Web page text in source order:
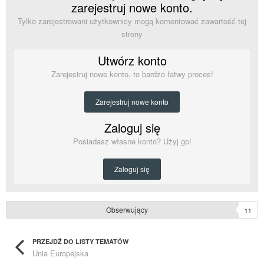
zarejestruj nowe konto.
Tylko zarejestrowani użytkownicy mogą komentować zawartość tej
strony
Utwórz konto
Zarejestruj nowe konto, to bardzo łatwy proces!
Zarejestruj nowe konto
Zaloguj się
Posiadasz własne konto? Użyj go!
Zaloguj się
Obserwujący 11
PRZEJDŹ DO LISTY TEMATÓW
Unia Europejska